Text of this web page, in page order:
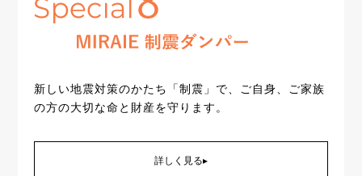
新しい地震対策のかたち「制震」で、ご自身、ご家族
の方の大切な命と財産を守ります。
詳しく見る▸